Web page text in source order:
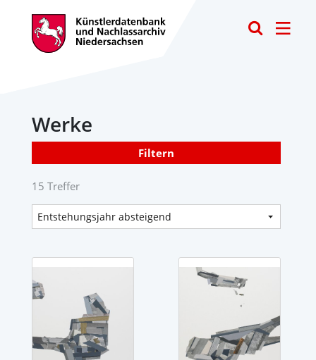
Werke
Filtern
15 Treffer